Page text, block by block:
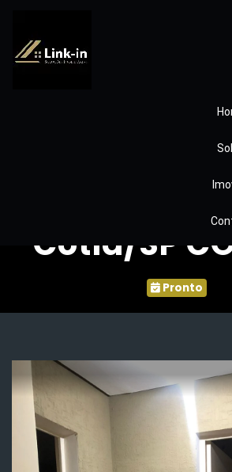
Amplo no
do
Cotia/SP
Pronto